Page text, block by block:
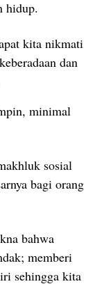
hidup.
kita nikmati
dan
minimal
sosial
bagi orang
bahwa
memberi
sehingga kita